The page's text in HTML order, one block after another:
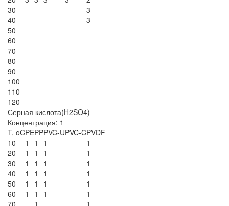
30
3
40
3
50
60
70
80
90
100
110
120
Серная кислота(H2SO4)
Концентрация: 1
T, oCPEPPPVC-UPVC-CPVDF
10
1 1 1
1
20
1 1 1
1
30
1 1 1
1
40
1 1 1
1
50
1 1 1
1
60
1 1 1
1